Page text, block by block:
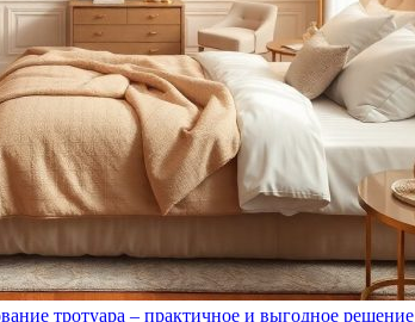
тротуара – практичное и выгодное решение